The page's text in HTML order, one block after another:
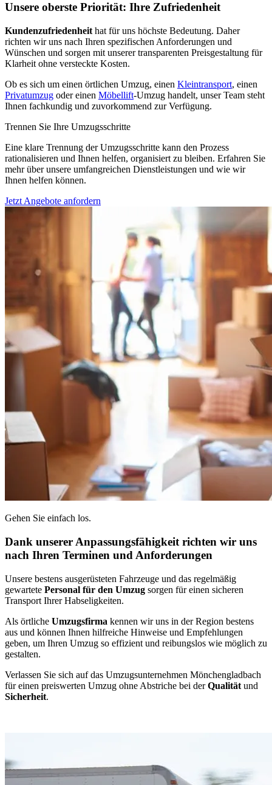
Unsere oberste Priorität: Ihre Zufriedenheit
Kundenzufriedenheit hat für uns höchste Bedeutung. Daher
richten wir uns nach Ihren spezifischen Anforderungen und
Wünschen und sorgen mit unserer transparenten Preisgestaltung für
Klarheit ohne versteckte Kosten.
Ob es sich um einen örtlichen Umzug, einen Kleintransport, einen
Privatumzug oder einen Möbellift-Umzug handelt, unser Team steht
Ihnen fachkundig und zuvorkommend zur Verfügung.
Trennen Sie Ihre Umzugsschritte
Eine klare Trennung der Umzugsschritte kann den Prozess
rationalisieren und Ihnen helfen, organisiert zu bleiben. Erfahren Sie
mehr über unsere umfangreichen Dienstleistungen und wie wir
Ihnen helfen können.
Jetzt Angebote anfordern
Gehen Sie einfach los.
Dank unserer Anpassungsfähigkeit richten wir uns
nach Ihren Terminen und Anforderungen
Unsere bestens ausgerüsteten Fahrzeuge und das regelmäßig
gewartete Personal für den Umzug sorgen für einen sicheren
Transport Ihrer Habseligkeiten.
Als örtliche Umzugsfirma kennen wir uns in der Region bestens
aus und können Ihnen hilfreiche Hinweise und Empfehlungen
geben, um Ihren Umzug so effizient und reibungslos wie möglich zu
gestalten.
Verlassen Sie sich auf das Umzugsunternehmen Mönchengladbach
für einen preiswerten Umzug ohne Abstriche bei derQualität und
Sicherheit.